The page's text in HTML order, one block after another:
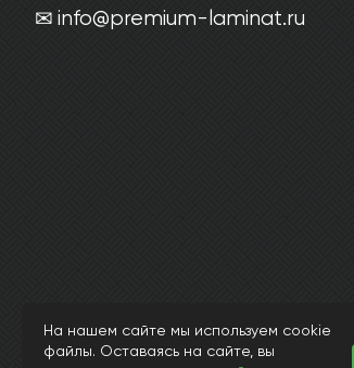
info@premium-laminat.ru
© Интернет магазин laminatkronotex.ru 2015-2026
Информация, представленная на страницах
На нашем сайте мы используем cookie
файлы. Оставаясь на сайте, вы